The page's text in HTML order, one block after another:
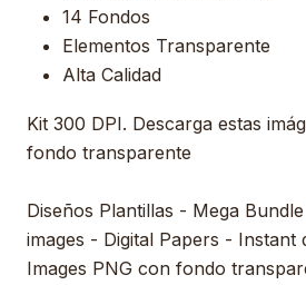
14 Fondos
Elementos Transparente
Alta Calidad
Kit 300 DPI. Descarga estas
fondo transparente
Diseños Plantillas - Mega
images - Digital Papers - Instant
Images PNG con fondo